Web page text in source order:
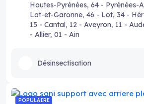
Hautes-Pyrénées, 64 - Pyrénées-
Lot-et-Garonne, 46 - Lot, 34 -
15 - Cantal, 12 - Aveyron, 11 -
- Allier, 01 - Ain
Désinsectisation
POPULAIRE